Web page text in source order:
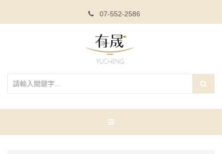
07-552-2586